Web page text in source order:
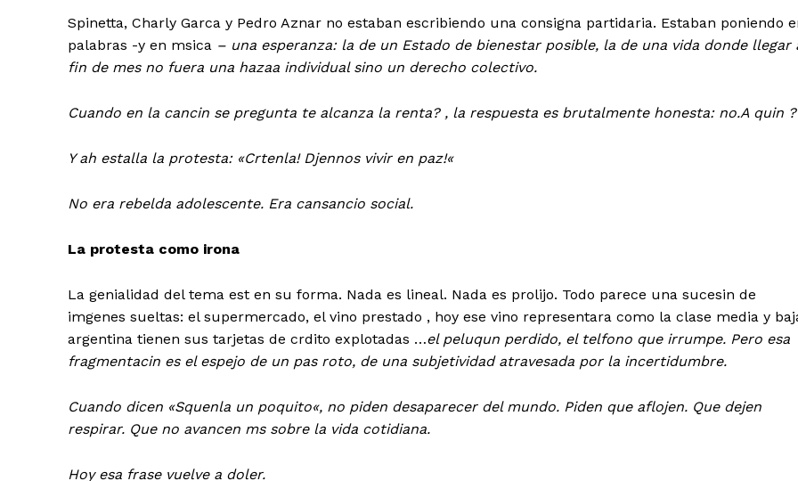
Spinetta, Charly Garca y Pedro Aznar no estaban escribiendo una consigna partidaria. Estaban poniendo
palabras -y en msica – una esperanza: la de un Estado de bienestarposible, la de una vida donde llegar
fin de mes no fuera una hazaa individual sino un derecho colectivo.
Cuando en la cancin se pregunta te alcanza la renta? , la respuesta es brutalmente honesta: no.A quin ?
Y ah estalla la protesta: «Crtenla! Djennos vivir en paz!«
No era rebelda adolescente. Era cansancio social.
La protesta como irona
La genialidad del tema est en su forma. Nada es lineal. Nada es prolijo. Todo parece una sucesin de
imgenes sueltas: el supermercado, el vino prestado , hoy ese vino representara como la clase media y
argentina tienen sus tarjetas de crdito explotadas …el peluqun perdido, el telfono que irrumpe. Pero esa
fragmentacin es elespejo de un pas roto, de una subjetividad atravesada por la incertidumbre.
Cuando dicen «Squenla un poquito«, no piden desaparecer del mundo. Piden que aflojen. Que dejen
respirar. Que no avancen ms sobre la vida cotidiana.
Hoy esa frase vuelve a doler.